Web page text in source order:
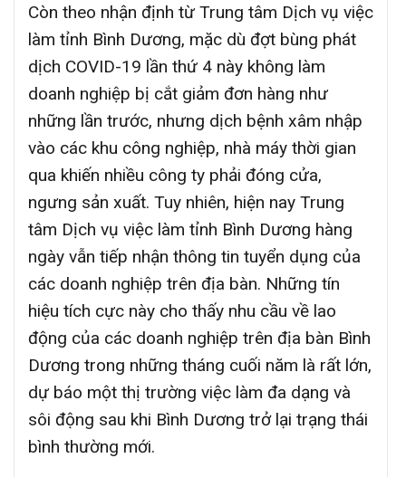
Còn theo nhận định từ Trung tâm Dịch vụ việc
làm tỉnh Bình Dương, mặc dù đợt bùng phát
dịch COVID-19 lần thứ 4 này không làm
doanh nghiệp bị cắt giảm đơn hàng như
những lần trước, nhưng dịch bệnh xâm nhập
vào các khu công nghiệp, nhà máy thời gian
qua khiến nhiều công ty phải đóng cửa,
ngưng sản xuất. Tuy nhiên, hiện nay Trung
tâm Dịch vụ việc làm tỉnh Bình Dương hàng
ngày vẫn tiếp nhận thông tin tuyển dụng của
các doanh nghiệp trên địa bàn. Những tín
hiệu tích cực này cho thấy nhu cầu về lao
động của các doanh nghiệp trên địa bàn Bình
Dương trong những tháng cuối năm là rất lớn,
dự báo một thị trường việc làm đa dạng và
sôi động sau khi Bình Dương trở lại trạng thái
bình thường mới.